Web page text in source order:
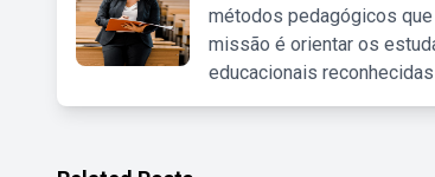
métodos pedagógicos
missão é orientar os
educacionais